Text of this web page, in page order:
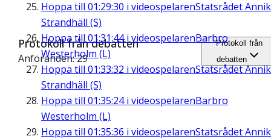
Hoppa till 01:29:30 i videospelarenStatsrådet
Strandhäll (S)
Hoppa till 01:31:44i videospelarenBarbro
Westerholm (L)
Hoppa till 01:33:32 i videospelarenStatsrådet
Strandhäll (S)
Hoppa till 01:35:24i videospelarenBarbro
Westerholm (L)
Hoppa till 01:35:36 i videospelarenStatsrådet
Protokoll från debatten
Anföranden: 29
Protokoll från
debatten